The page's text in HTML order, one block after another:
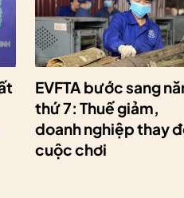
EVFTA bước sang
thứ 7: Thuế giảm,
doanh nghiệp thay
cuộc chơi